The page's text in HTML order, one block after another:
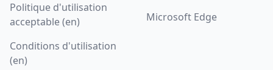
Politique d'utilisation
acceptable (en)
Conditions d'utilisation
(en)
Microsoft Edge